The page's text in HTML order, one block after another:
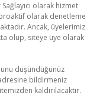
olarak hizmet
olarak denetleme
Ancak, üyelerimiz
olup, siteye üye olarak
düşündüğünüz
bildirmeniz
kaldırılacaktır.